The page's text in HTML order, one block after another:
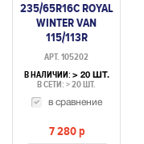
235/65R16C ROYAL
WINTER VAN
115/113R
НЕШИПУЕМАЯ
АРТ. 105202
В НАЛИЧИИ: > 20 ШТ.
В СЕТИ: > 20 ШТ.
в сравнение
7 280p